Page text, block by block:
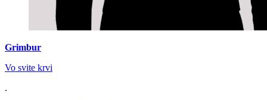
Grimbur
Vo svite krvi
.